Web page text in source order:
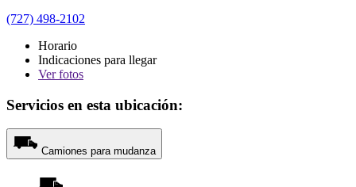
(727) 498-2102
Horario
Indicaciones para llegar
Verfotos
Servicios en esta ubicación:
Camiones para mudanza